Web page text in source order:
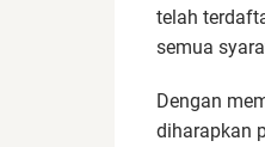
telah
semua
Dengan
diharapkan